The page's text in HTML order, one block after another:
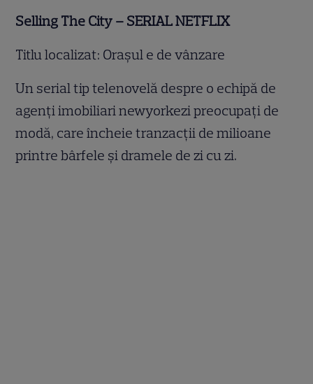
Selling The City – SERIAL NETFLIX
Titlu localizat: Orașul e de vânzare
Un serial tip telenovelă despre o echipă de
agenți imobiliari newyorkezi preocupați de
modă, care încheie tranzacții de milioane
printre bârfele și dramele de zi cu zi.